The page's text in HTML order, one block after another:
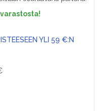
YLI 59 €:N